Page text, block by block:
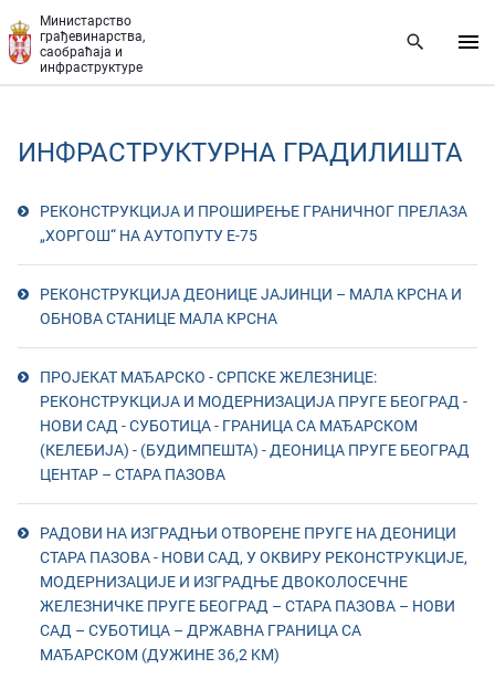
Министарство
грађевинарства,
саобраћаја и
инфраструктуре
ИНФРАСТРУКТУРНА ГРАДИЛИШТА
РЕКОНСТРУКЦИЈA И ПРОШИРЕЊE ГРАНИЧНОГ ПРЕЛАЗА
„ХОРГОШ“ НА АУТОПУТУ Е-75
РЕКОНСТРУКЦИЈА ДЕОНИЦЕ ЈАЈИНЦИ – МАЛА КРСНА И
ОБНОВА СТАНИЦЕ МАЛА КРСНА
ПРОЈЕКАТ МАЂАРСКО - СРПСКЕ ЖЕЛЕЗНИЦЕ:
РЕКОНСТРУКЦИЈА И МОДЕРНИЗАЦИЈА ПРУГЕ БЕОГРАД -
НОВИ САД - СУБОТИЦА - ГРАНИЦА СА МАЂАРСКОМ
(КЕЛЕБИЈА) - (БУДИМПЕШТА) - ДЕОНИЦA ПРУГЕ БЕОГРАД
ЦЕНТАР – СТАРА ПАЗОВА
РАДОВИ НА ИЗГРАДЊИ ОТВОРЕНЕ ПРУГЕ НА ДЕОНИЦИ
СТАРА ПАЗОВА - НОВИ САД, У ОКВИРУ РЕКОНСТРУКЦИЈЕ,
МОДЕРНИЗАЦИЈЕ И ИЗГРАДЊЕ ДВОКОЛОСЕЧНЕ
ЖЕЛЕЗНИЧКЕ ПРУГЕ БЕОГРАД – СТАРА ПАЗОВА – НОВИ
САД – СУБОТИЦА – ДРЖАВНА ГРАНИЦА СА
МАЂАРСКОМ (ДУЖИНЕ 36,2 KM)